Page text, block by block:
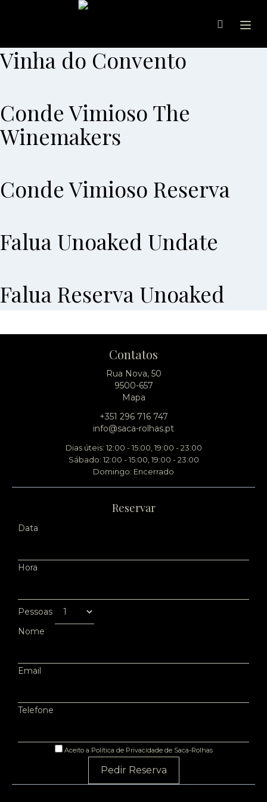
Vinha do Convento
Conde Vimioso The
Winemakers
Conde Vimioso Reserva
Falua Unoaked Undate
Falua Reserva Unoaked
Contatos
Rua Nova, 50
9500-657
Mapa
+351 296 716 747
info@saca-rolhas.pt
Dias úteis: 12:00 - 15:00, 19:00 - 23:00
Sábado: 12:00 - 15:00, 19:00 - 23:00
Domingo: Encerrado
Reservar
Data
Hora
Pessoas
Nome
Email
Telefone
Aceito a Política de Privacidade de Saca-Rolhas
Pedir Reserva